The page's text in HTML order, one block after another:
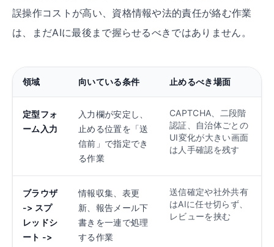
誤操作コストが高い、資格情報や法的責任が絡む作業
は、まだAIに最後まで握らせるべきではありません。
領域 向いている条件 止めるべき場面
定型フォ
ーム入力
入力欄が安定し、
止める位置を「送
信前」で指定でき
る作業
CAPTCHA、二段階
認証、自治体ごとの
UI変化が大きい画面
は人手確認を残す
ブラウザ
-> スプ
レッドシ
ート ->
情報収集、表更
新、報告メール下
書きを一連で処理
する作業
送信確定や社外共有
はAIに任せ切らず、
レビューを挟む